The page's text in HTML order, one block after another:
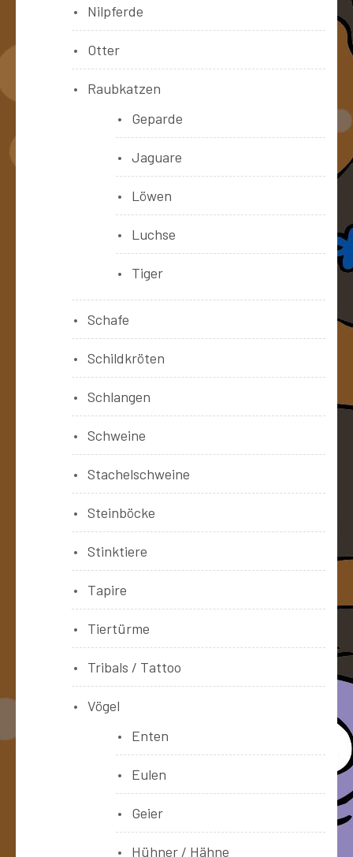
Nilpferde
Otter
Raubkatzen
Geparde
Jaguare
Löwen
Luchse
Tiger
Schafe
Schildkröten
Schlangen
Schweine
Stachelschweine
Steinböcke
Stinktiere
Tapire
Tiertürme
Tribals / Tattoo
Vögel
Enten
Eulen
Geier
Hühner / Hähne